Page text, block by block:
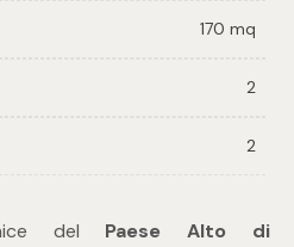
170 mq
2
2
del Paese Alto di